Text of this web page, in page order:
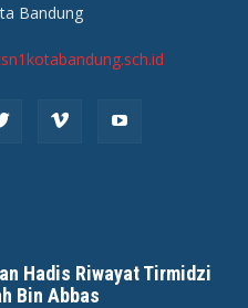
Bandung
Hadis Riwayat Tirmidzi
Bin Abbas